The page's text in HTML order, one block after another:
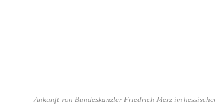
Ankunft von Bundeskanzler Friedrich Merz im